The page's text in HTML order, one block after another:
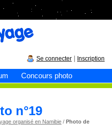
Concours photo
Se connecter Inscription
n°19
organisé en Namibie /Photo de